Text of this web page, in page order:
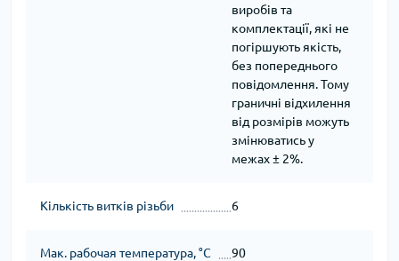
виробів та
комплектації, які не
погіршують якість,
без попереднього
повідомлення. Тому
граничні відхилення
від розмірів можуть
змінюватись у
межах ± 2%.
Кількість витків різьби 6
Мак. рабочая температура, °C 90